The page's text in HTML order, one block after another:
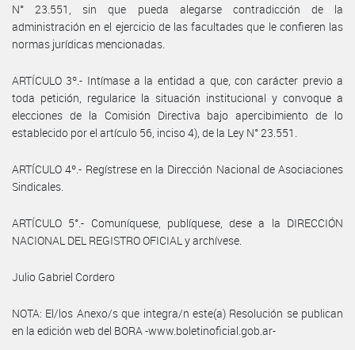
N° 23.551, sin que pueda alegarse contradicción de la
administración en el ejercicio de las facultades que le confieren las
normas jurídicas mencionadas.
ARTÍCULO 3º.- Intímase a la entidad a que, con carácter previo a
toda petición, regularice la situación institucional y convoque a
elecciones de la Comisión Directiva bajo apercibimiento de lo
establecido por el artículo 56, inciso 4), de la Ley N° 23.551.
ARTÍCULO 4º.- Regístrese en la Dirección Nacional de Asociaciones
Sindicales.
ARTÍCULO 5°.- Comuníquese, publíquese, dese a la DIRECCIÓN
NACIONAL DEL REGISTRO OFICIAL y archívese.
Julio Gabriel Cordero
NOTA: El/los Anexo/s que integra/n este(a) Resolución se publican
en la edición web del BORA -www.boletinoficial.gob.ar-